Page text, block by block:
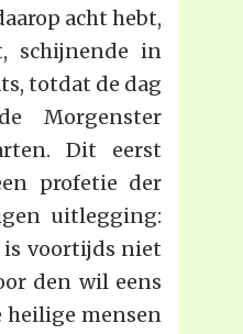
acht hebt,
schijnende in
totdat de dag
Morgenster
Dit eerst
profetie der
uitlegging:
voortijds niet
den wil eens
heilige mensen